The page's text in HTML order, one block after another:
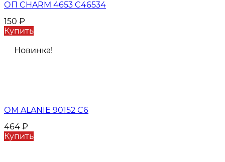
ОП CHARM 4653 C46534
150 ₽
Купить
Новинка!
ОМ ALANIE 90152 C6
464 ₽
Купить